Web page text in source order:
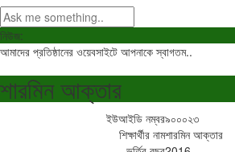
নিউজ:
আমাদের প্রতিষ্ঠানের ওয়েবসাইটে আপনাকে স্বাগতম..
শারমিন আক্তার
ইউআইডি নম্বর৯০০০২৩
শিক্ষার্থীর নামশারমিন আক্তার